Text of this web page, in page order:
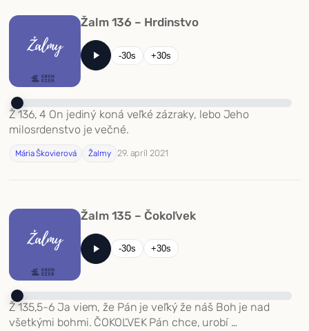
Žalm 136 – Hrdinstvo
-30s +30s
Ž 136, 4 On jediný koná veľké zázraky, lebo Jeho
milosrdenstvo je večné.
Mária Škovierová Žalmy 29. apríl 2021
Žalm 135 – Čokoľvek
-30s +30s
Ž 135,5-6 Ja viem, že Pán je veľký že náš Boh je nad
všetkými bohmi. ČOKOĽVEK Pán chce, urobí …